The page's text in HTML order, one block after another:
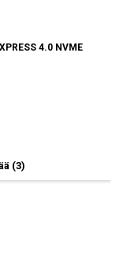
4.0 NVME
(3)